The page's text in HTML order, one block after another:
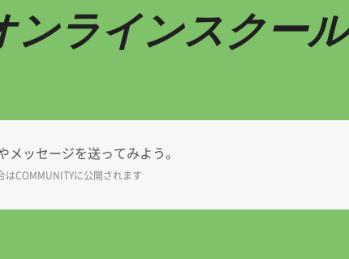
ンラインスクール
メッセージを送ってみよう。
はCOMMUNITYに公開されます